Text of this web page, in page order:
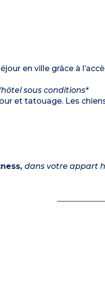
en ville grâce à
sous conditions*
et tatouage. Les
dans votre appart